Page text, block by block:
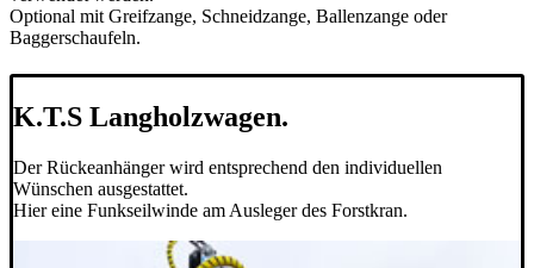
Optional mit Greifzange, Schneidzange, Ballenzange oder
Baggerschaufeln.
K.T.S Langholzwagen.
Der Rückeanhänger wird entsprechend den individuellen
Wünschen ausgestattet.
Hier eine Funkseilwinde am Ausleger des Forstkran.